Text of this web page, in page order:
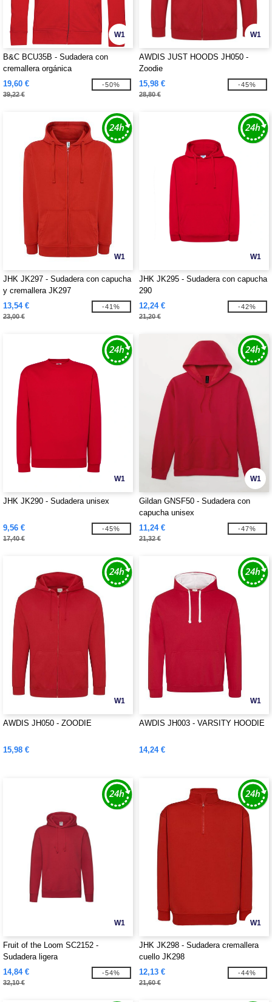
W1
B&C BCU35B - Sudadera con
cremallera orgánica
19,60 €
39,22 €
-50%
W1
AWDIS JUST HOODS JH050 -
Zoodie
15,98 €
28,80 €
-45%
W1
JHK JK297 - Sudadera con capucha
y cremallera JK297
13,54 €
23,00 €
-41%
W1
JHK JK295 - Sudadera con capucha
290
12,24 €
21,20 €
-42%
W1
JHK JK290 - Sudadera unisex
9,56 €
17,40 €
-45%
W1
Gildan GNSF50 - Sudadera con
capucha unisex
11,24 €
21,32 €
-47%
W1
AWDIS JH050 - ZOODIE
15,98 €
W1
AWDIS JH003 - VARSITY HOODIE
14,24 €
W1
Fruit of the Loom SC2152 -
Sudadera ligera
14,84 €
32,10 €
-54%
W1
JHK JK298 - Sudadera cremallera
cuello JK298
12,13 €
21,60 €
-44%